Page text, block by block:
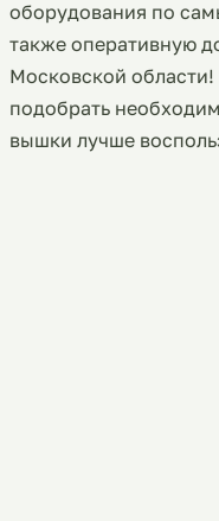
оборудования по
также оперативную
Московской
подобрать
вышки лучше